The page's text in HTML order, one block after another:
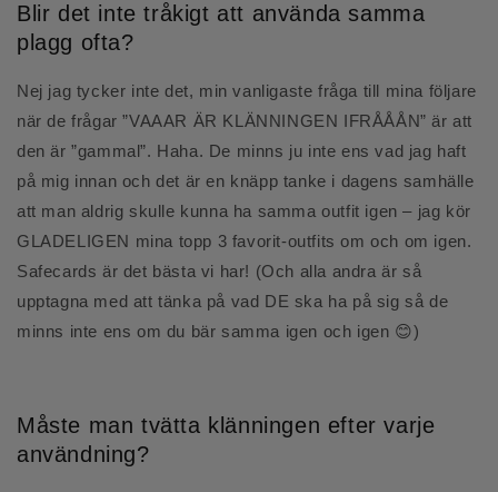
Blir det inte tråkigt att använda samma
plagg ofta?
Nej jag tycker inte det, min vanligaste fråga till mina följare
när de frågar ”VAAAR ÄR KLÄNNINGEN IFRÅÅÅN” är att
den är ”gammal”. Haha. De minns ju inte ens vad jag haft
på mig innan och det är en knäpp tanke i dagens samhälle
att man aldrig skulle kunna ha samma outfit igen – jag kör
GLADELIGEN mina topp 3 favorit-outfits om och om igen.
Safecards är det bästa vi har! (Och alla andra är så
upptagna med att tänka på vad DE ska ha på sig så de
minns inte ens om du bär samma igen och igen 😊)
Måste man tvätta klänningen efter varje
användning?